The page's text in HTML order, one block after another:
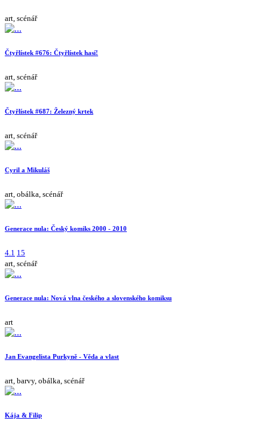
art, scénář
Čtyřlístek #676: Čtyřlístek hasí!
art, scénář
Čtyřlístek #687: Železný krtek
art, scénář
Cyril a Mikuláš
art, obálka, scénář
Generace nula: Český komiks 2000 - 2010
4.1 15
art, scénář
Generace nula: Nová vlna českého a slovenského komiksu
art
Jan Evangelista Purkyně - Věda a vlast
art, barvy, obálka, scénář
Kája & Filip